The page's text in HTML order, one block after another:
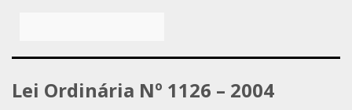
Lei Ordinária Nº 1126 – 2004